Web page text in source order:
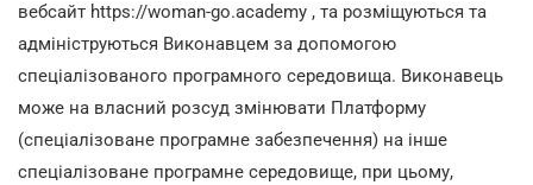
вебсайт https://woman-go.academy , та розміщуються та
адмініструються Виконавцем за допомогою
спеціалізованого програмного середовища. Виконавець
може на власний розсуд змінювати Платформу
(спеціалізоване програмне забезпечення) на інше
спеціалізоване програмне середовище, при цьому,